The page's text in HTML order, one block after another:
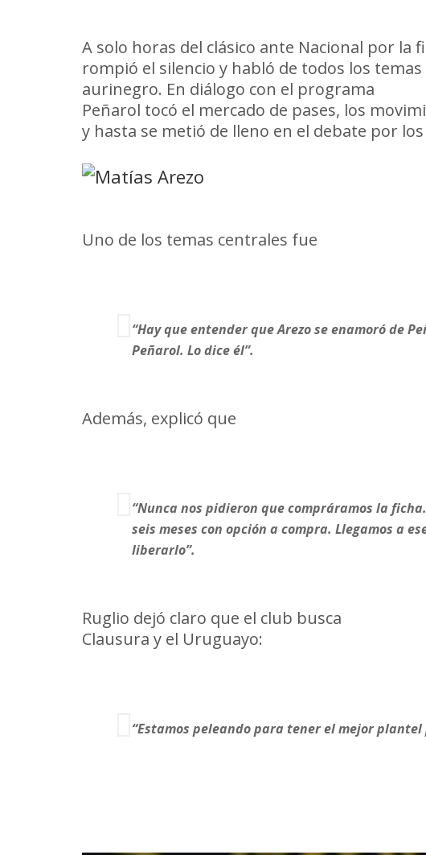
A solo horas del clásico ante Nacional por la
rompió el silencio y habló de todos los
aurinegro. En diálogo con el programa
Peñarol tocó el mercado de pases, los
y hasta se metió de lleno en el debate por
Uno de los temas centrales fue
“Hay que entender que Arezo se enamoró de
Peñarol. Lo dice él”.
Además, explicó que
“Nunca nos pidieron que compráramos la
seis meses con opción a compra. Llegamos a
liberarlo”.
Ruglio dejó claro que el club busca
Clausura y el Uruguayo:
“Estamos peleando para tener el mejor plantel